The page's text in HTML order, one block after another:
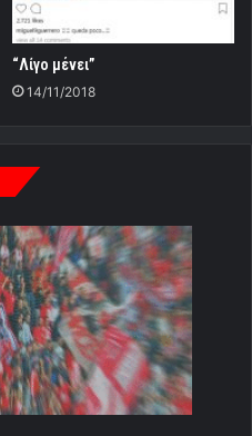
“Λίγο μένει”
14/11/2018